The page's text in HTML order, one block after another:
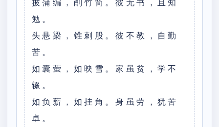
披蒲编，削竹简。彼无书，且知
勉。
头悬梁，锥刺股。彼不教，自勤
苦。
如囊萤，如映雪。家虽贫，学不
辍。
如负薪，如挂角。身虽劳，犹苦
卓。